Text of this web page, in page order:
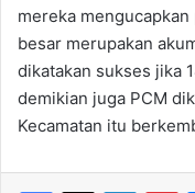
mereka mengucapkan
besar merupakan
dikatakan sukses jika
demikian juga PCM
Kecamatan itu